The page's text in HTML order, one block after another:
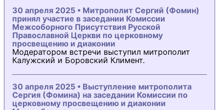
30 апреля 2025 • Митрополит Сергий (Фомин)
принял участие в заседании Комиссии
Межсоборного Присутствия Русской
Православной Церкви по церковному
просвещению и диаконии
Модератором встречи выступил митрополит
Калужский и Боровский Климент.
30 апреля 2025 • Выступление митрополита
Сергия (Фомина) на заседании Комиссии по
церковному просвещению и диаконии